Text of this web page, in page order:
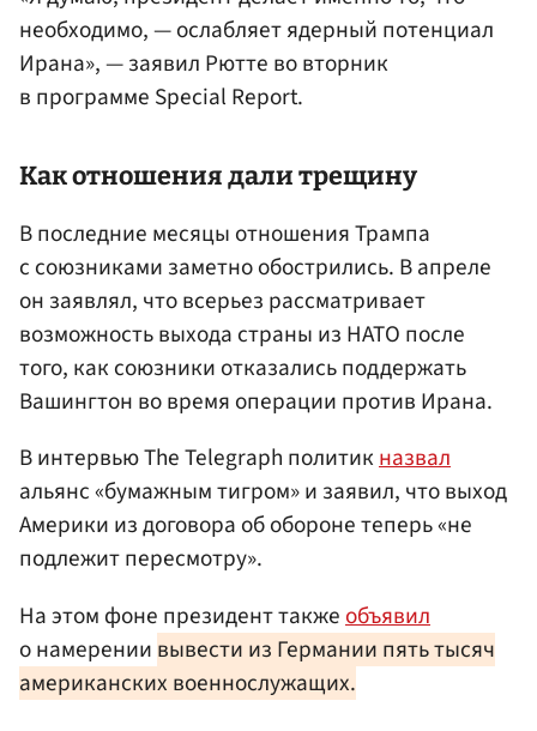
необходимо, — ослабляет ядерный потенциал
Ирана», — заявил Рютте во вторник
в программе Special Report.
Как отношения дали трещину
В последние месяцы отношения Трампа
с союзниками заметно обострились. В апреле
он заявлял, что всерьез рассматривает
возможность выхода страны из НАТО после
того, как союзники отказались поддержать
Вашингтон во время операции против Ирана.
В интервью The Telegraph политикназвал
альянс «бумажным тигром» и заявил, что выход
Америки из договора об обороне теперь «не
подлежит пересмотру».
На этом фоне президент также объявил
о намерении вывести из Германии пять тысяч
американских военнослужащих.